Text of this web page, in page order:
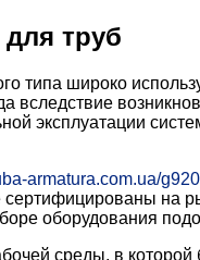
труб
типа широко
вследствие
эксплуатации
armatura.com.ua/
сертифицированы на
оборудования
среды, в которой